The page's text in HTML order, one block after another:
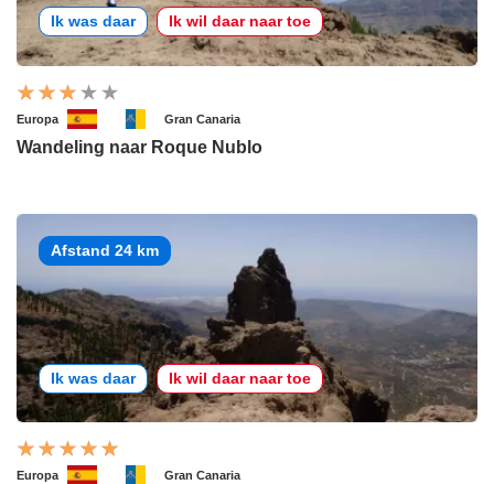
Ik was daar Ik wil daar naar toe
Europa Gran Canaria
Wandeling naar Roque Nublo
Afstand 24 km
Ik was daar Ik wil daar naar toe
Europa Gran Canaria